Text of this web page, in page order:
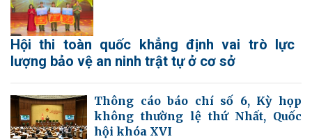
Hội thi toàn quốc khẳng định vai trò lực
lượng bảo vệ an ninh trật tự ở cơ sở
Thông cáo báo chí số 6, Kỳ họp
không thường lệ thứ Nhất, Quốc
hội khóa XVI